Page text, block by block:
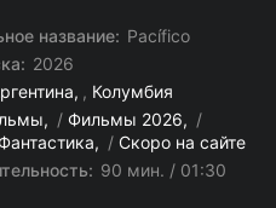
название: Pacífico
2026
, Колумбия
/ Фильмы 2026
/
Фантастика / Скоро на сайте
90 мин. / 01:30